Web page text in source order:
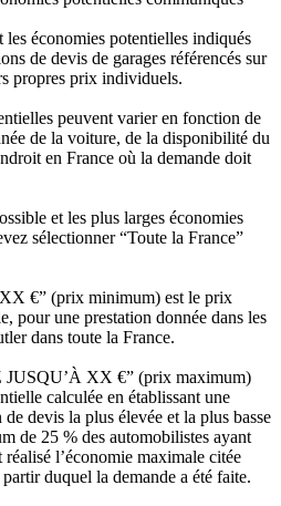
économies potentielles indiqués
de devis de garages référencés sur
propres prix individuels.
peuvent varier en fonction de
de la voiture, de la disponibilité du
en France où la demande doit
et les plus larges économies
sélectionner “Toute la France”
€” (prix minimum) est le prix
pour une prestation donnée dans les
dans toute la France.
XX €” (prix maximum)
calculée en établissant une
devis la plus élevée et la plus basse
de 25 % des automobilistes ayant
l’économie maximale citée
duquel la demande a été faite.